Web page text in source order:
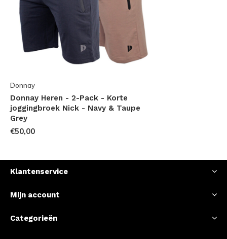
Donnay
Donnay Heren - 2-Pack - Korte
joggingbroek Nick - Navy & Taupe
Grey
€50,00
Klantenservice
Mijn account
Categorieën